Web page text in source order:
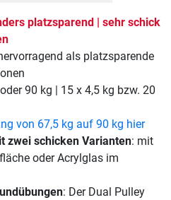
platzsparend | sehr schick
als platzsparende
90 kg | 15 x 4,5 kg bzw. 20
von 67,5 kg auf 90 kg hier
zwei schicken Varianten: mit
oder Acrylglas im
: Der Dual Pulley